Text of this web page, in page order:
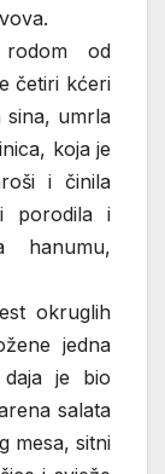
rodom od
četiri kćeri
sina, umrla
koja je
i činila
porodila i
hanumu,
okruglih
jedna
je bio
salata
mesa, sitni